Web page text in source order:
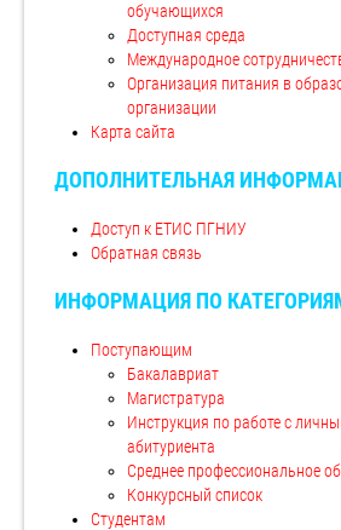
обучающихся
Доступная среда
Международное
Организация питания в
организации
Карта сайта
ДОПОЛНИТЕЛЬНАЯ
Доступ к ЕТИС ПГНИУ
Обратная связь
ИНФОРМАЦИЯ ПО
Поступающим
Бакалавриат
Магистратура
Инструкция по работе с
абитуриента
Среднее профессиональное
Конкурсный список
Студентам